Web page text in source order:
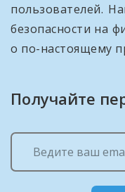
пользователей.
безопасности на
о по-настоящему
Получайте